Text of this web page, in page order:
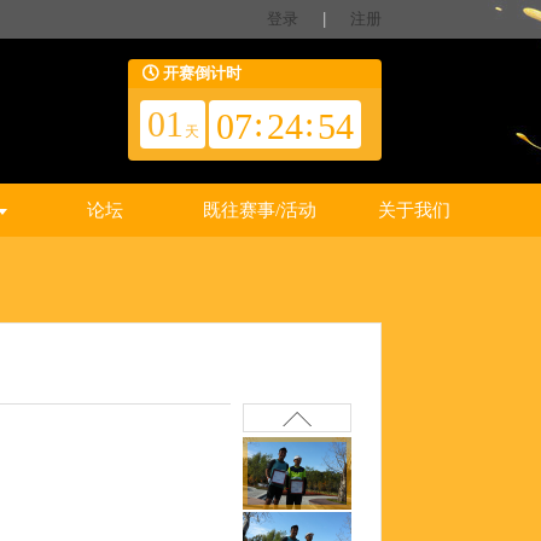
登录 注册
开赛倒计时
01 天 07:24:54
论坛 既往赛事/活动 关于我们